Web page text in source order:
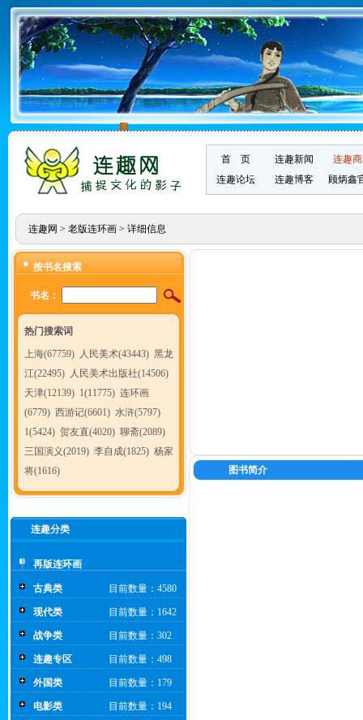
首 页 连趣新闻
连趣
连趣论坛
连趣博客 顾炳鑫
连趣网 > 老版连环画> 详细信息
按书名搜索
书名：
热门搜索词
上海(67759) 人民美术(43443) 黑龙
江(22495) 人民美术出版社(14506)
天津(12139) 1(11775) 连环画
(6779) 西游记(6601) 水浒(5797)
1(5424) 贺友直(4020) 聊斋(2089)
三国演义(2019) 李自成(1825) 杨家
将(1616)
连趣分类
再版连环画
古典类 目前数量：4580
现代类 目前数量：1642
战争类 目前数量：302
连趣专区 目前数量：498
外国类 目前数量：179
电影类 目前数量：194
图书简介